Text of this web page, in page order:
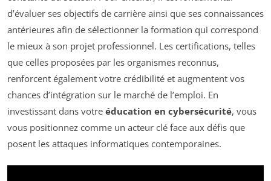
d’évaluer ses objectifs de carrière ainsi que ses connaissances
antérieures afin de sélectionner la formation qui correspond
le mieux à son projet professionnel. Les certifications, telles
que celles proposées par les organismes reconnus,
renforcent également votre crédibilité et augmentent vos
chances d’intégration sur le marché de l’emploi. En
investissant dans votre éducation en cybersécurité, vous
vous positionnez comme un acteur clé face aux défis que
posent les attaques informatiques contemporaines.